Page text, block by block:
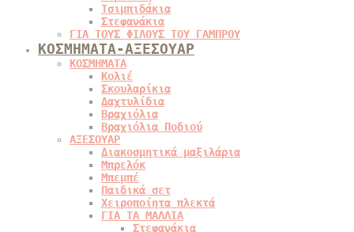
Τσιμπιδάκια
Στεφανάκια
ΓΙΑ ΤΟΥΣ ΦΙΛΟΥΣ ΤΟΥ ΓΑΜΠΡΟΥ
ΚΟΣΜΗΜΑΤΑ-ΑΞΕΣΟΥΑΡ
ΚΟΣΜΗΜΑΤΑ
Κολιέ
Σκουλαρίκια
Δαχτυλίδια
Βραχιόλια
Βραχιόλια Ποδιού
ΑΞΕΣΟΥΑΡ
Διακοσμητικά μαξιλάρια
Μπρελόκ
Μπεμπέ
Παιδικά σετ
Χειροποίητα πλεκτά
ΓΙΑ ΤΑ ΜΑΛΛΙΑ
Στεφανάκια